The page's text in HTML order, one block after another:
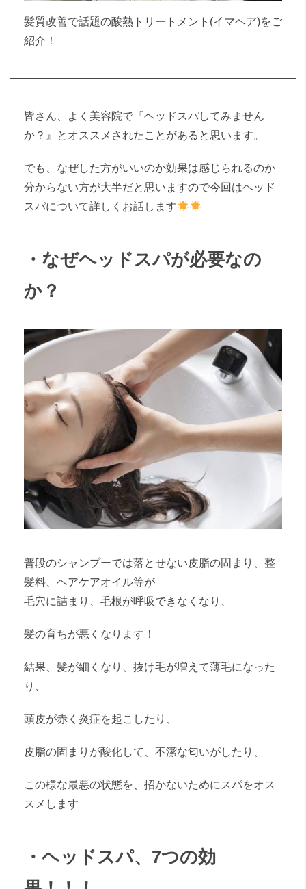
髪質改善で話題の酸熱トリートメント(イマヘア)をご
紹介！
皆さん、よく美容院で『ヘッドスパしてみません
か？』とオススメされたことがあると思います。
でも、なぜした方がいいのか効果は感じられるのか
分からない方が大半だと思いますので今回はヘッド
スパについて詳しくお話します
・なぜヘッドスパが必要なの
か？
普段のシャンプーでは落とせない皮脂の固まり、整
髪料、ヘアケアオイル等が
毛穴に詰まり、毛根が呼吸できなくなり、
髪の育ちが悪くなります！
結果、髪が細くなり、抜け毛が増えて薄毛になった
り、
頭皮が赤く炎症を起こしたり、
皮脂の固まりが酸化して、不潔な匂いがしたり、
この様な最悪の状態を、招かないためにスパをオス
スメします
・ヘッドスパ、7つの効